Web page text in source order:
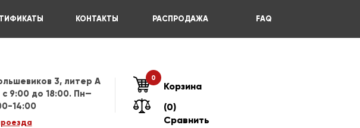
КОНТАКТЫ РАСПРОДАЖА FAQ
3, литер А
9:00 до 18:00. Пн—
14:00
0
Корзина
(0)
Сравнить